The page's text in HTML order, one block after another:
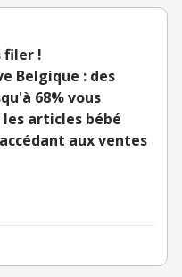
filer !
Belgique : des
68% vous
articles bébé
aux ventes